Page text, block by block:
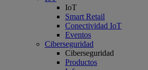
IoT
Smart Retail
Conectividad IoT
Eventos
Ciberseguridad
Ciberseguridad
Productos